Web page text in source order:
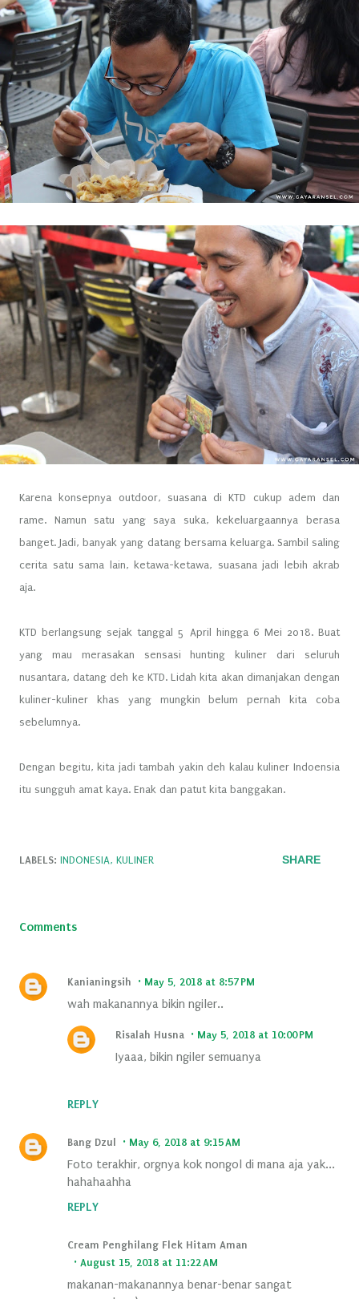
Karena konsepnya outdoor, suasana di KTD cukup adem dan
rame. Namun satu yang saya suka, kekeluargaannya berasa
banget. Jadi, banyak yang datang bersama keluarga. Sambil saling
cerita satu sama lain, ketawa-ketawa, suasana jadi lebih akrab
aja.
KTD berlangsung sejak tanggal 5 April hingga 6 Mei 2018. Buat
yang mau merasakan sensasi hunting kuliner dari seluruh
nusantara, datang deh ke KTD. Lidah kita akan dimanjakan dengan
kuliner-kuliner khas yang mungkin belum pernah kita coba
sebelumnya.
Dengan begitu, kita jadi tambah yakin deh kalau kuliner Indoensia
itu sungguh amat kaya. Enak dan patut kita banggakan.
LABELS: INDONESIA KULINER SHARE
Comments
Kanianingsih May 5, 2018 at 8:57 PM
wah makanannya bikin ngiler..
REPLY
Risalah Husna May 5, 2018 at 10:00 PM
Iyaaa, bikin ngiler semuanya
Bang Dzul May 6, 2018 at 9:15 AM
Foto terakhir, orgnya kok nongol di mana aja yak...
hahahaahha
REPLY
Cream Penghilang Flek Hitam Aman
August 15, 2018 at 11:22 AM
makanan-makanannya benar-benar sangat